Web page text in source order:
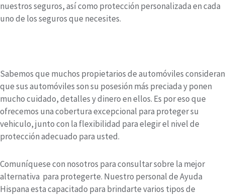
nuestros seguros, así como protección personalizada en cada
uno de los seguros que necesites.
Sabemos que muchos propietarios de automóviles consideran
que sus automóviles son su posesión más preciada y ponen
mucho cuidado, detalles y dinero en ellos. Es por eso que
ofrecemos una cobertura excepcional para proteger su
vehiculo, junto con la flexibilidad para elegir el nivel de
protección adecuado para usted.
Comuníquese con nosotros para consultar sobre la mejor
alternativa para protegerte. Nuestro personal de Ayuda
Hispana esta capacitado para brindarte varios tipos de